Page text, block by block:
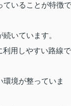
ていることが特徴で
いています。
利用しやすい路線で
境が整っていま